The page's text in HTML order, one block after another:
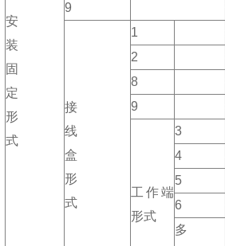
安
装
固
定
形
式
9
接
线
盒
形
式
1
2
8
9
工作端
形式
3
4
5
6
多